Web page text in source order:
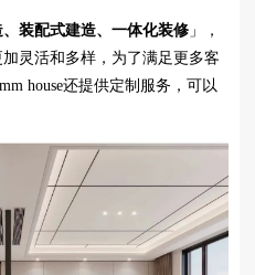
装配式建造、一体化装修 」，
灵活和多样，为了满足更多客
house还提供定制服务，可以